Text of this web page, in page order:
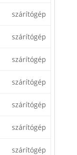
szárítógép
szárítógép
szárítógép
szárítógép
szárítógép
szárítógép
szárítógép